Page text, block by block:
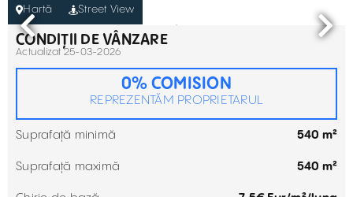
Hartă
Street View
CONDIȚII DE VÂNZARE
Actualizat 25-03-2026
0% COMISION
REPREZENTĂM PROPRIETARUL
Suprafață minimă 540 m²
Suprafață maximă 540 m²